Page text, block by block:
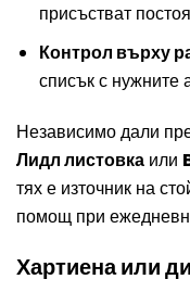
присъстват
Контрол върху
списък с нужните
Независимо дали
Лидл листовка или
тях е източник на
помощ при
Хартиена или